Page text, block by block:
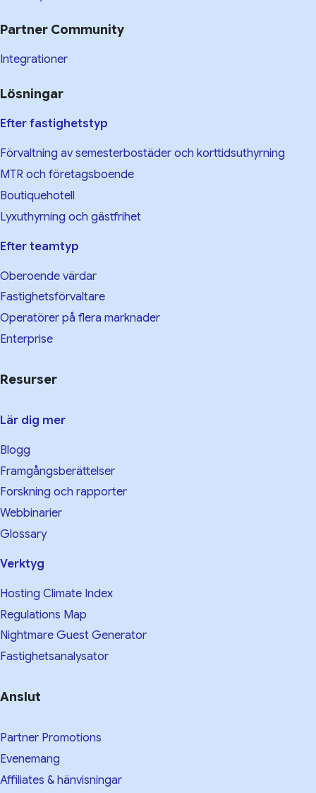
Partner Community
Integrationer
Lösningar
Efter fastighetstyp
Förvaltning av semesterbostäder och korttidsuthyrning
MTR och företagsboende
Boutiquehotell
Lyxuthyrning och gästfrihet
Efter teamtyp
Oberoende värdar
Fastighetsförvaltare
Operatörer på flera marknader
Enterprise
Resurser
Lär dig mer
Blogg
Framgångsberättelser
Forskning och rapporter
Webbinarier
Glossary
Verktyg
Hosting Climate Index
Regulations Map
Nightmare Guest Generator
Fastighetsanalysator
Anslut
Partner Promotions
Evenemang
Affiliates & hänvisningar